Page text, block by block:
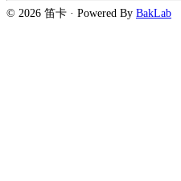
© 2026 笛卡 · Powered By BakLab